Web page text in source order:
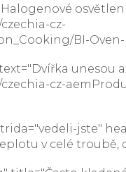
cz-
BI-
unesou
cz-
jste"
v celé troubě,